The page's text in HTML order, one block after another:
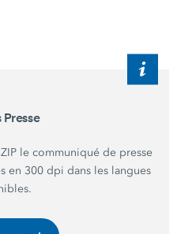
le communiqué de presse
en 300 dpi dans les langues